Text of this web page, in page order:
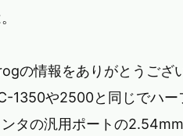
の情報をありがとうござ
1350や2500と同じでハー
タの汎用ポートの2.54mm